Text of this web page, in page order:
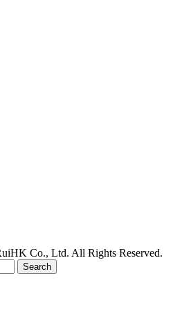
Co., Ltd. All Rights Reserved.
Search